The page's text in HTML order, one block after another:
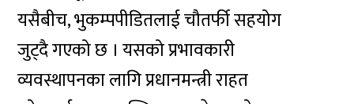
यसैबीच, भुकम्पपीडितलाई चौतर्फी सहयोग
जुट्दै गएको छ । यसको प्रभावकारी
व्यवस्थापनका लागि प्रधानमन्त्री राहत